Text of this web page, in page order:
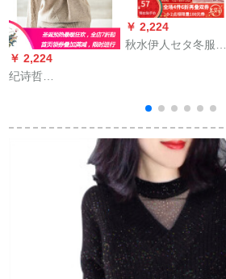
￥ 2,224
纪诗哲
ーの女性2019冬の新
着品气质ハ-フターの
ネルセ-タ-ルの格子の
型が透けて见えま
￥ 2,224
秋水伊人セタ冬服
インナスポ-ト女性ピ